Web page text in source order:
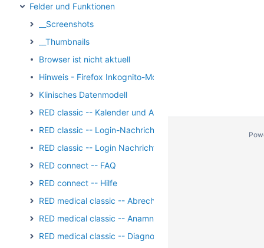
Felder und Funktionen
__Screenshots
__Thumbnails
Browser ist nicht aktuell
Hinweis - Firefox Inkognito-Modus
Klinisches Datenmodell
RED classic -- Kalender und Aufgaben
RED classic -- Login-Nachricht
RED classic -- Login Nachricht Archiv
RED connect -- FAQ
RED connect -- Hilfe
RED medical classic -- Abrechnung
RED medical classic -- Anamnese und Befundung
RED medical classic -- Diagnosen